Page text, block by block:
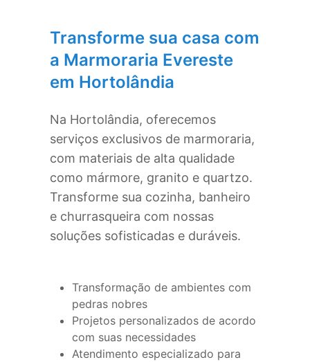
Transforme sua casa com
a Marmoraria Evereste
em Hortolândia
Na Hortolândia, oferecemos
serviços exclusivos de marmoraria,
com materiais de alta qualidade
como mármore, granito e quartzo.
Transforme sua cozinha, banheiro
e churrasqueira com nossas
soluções sofisticadas e duráveis.
Transformação de ambientes com
pedras nobres
Projetos personalizados de acordo
com suas necessidades
Atendimento especializado para